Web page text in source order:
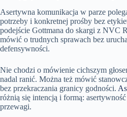
Asertywna komunikacja w parze
potrzeby i konkretnej prośby bez
podejście Gottmana do skargi z NVC
mówić o trudnych sprawach bez
defensywności.
Nie chodzi o mówienie cichszym
nadal ranić. Można też mówić
bez przekraczania granicy godności.
różnią się intencją i formą:
przewagi.